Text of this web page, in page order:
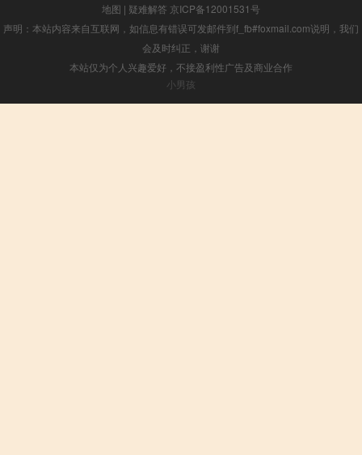
地图 | 疑难解答 京ICP备12001531号
声明：本站内容来自互联网，如信息有错误可发邮件到f_fb#foxmail.com说明，我们
会及时纠正，谢谢
本站仅为个人兴趣爱好，不接盈利性广告及商业合作
小男孩